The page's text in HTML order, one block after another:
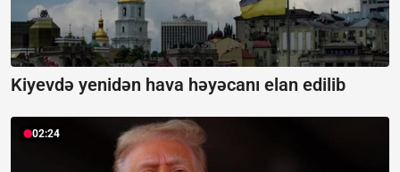
Kiyevdə yenidən hava həyəcanı elan edilib
02:24